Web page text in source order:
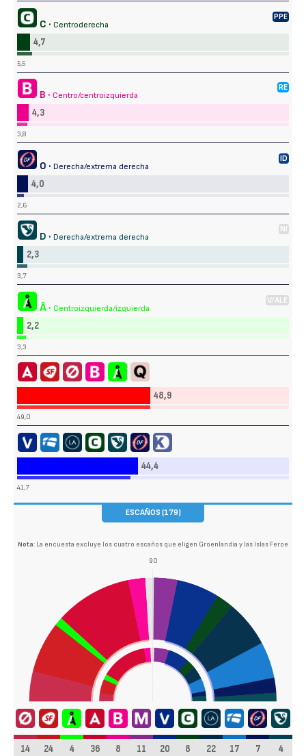
C · Centroderecha
PPE
4,7
5,5
B · Centro/centroizquierda
RE
4,3
3,8
O · Derecha/extrema derecha
ID
4,0
2,6
D · Derecha/extrema derecha
NI
2,3
3,7
Å · Centroizquierda/izquierda
V/ALE
2,2
3,3
48,9
49,0
44,4
41,7
ESCAÑOS (179)
Nota: La encuesta excluye los cuatro escaños que eligen Groenlandia y las Islas Feroe
90
14 24 4 36 8 11 20 8 22 17 7 4